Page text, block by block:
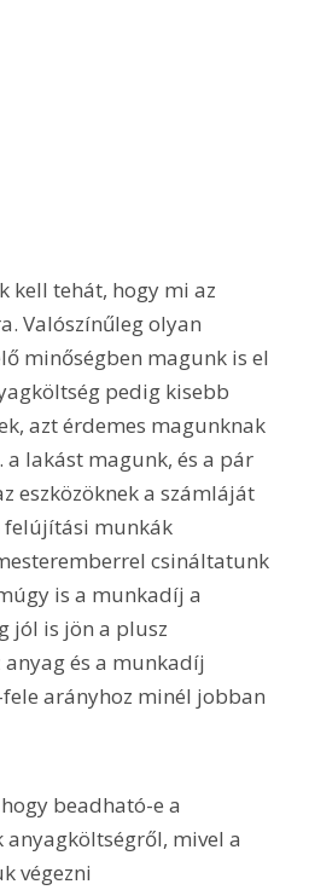
kell tehát, hogy mi az
Valószínűleg olyan
minőségben magunk is el
pedig kisebb
azt érdemes magunknak
a lakást magunk, és a pár
eszközöknek a számláját
felújítási munkák
csináltatunk
is a munkadíj a
jól is jön a plusz
és a munkadíj
arányhoz minél jobban
beadható-e a
mivel a
végezni